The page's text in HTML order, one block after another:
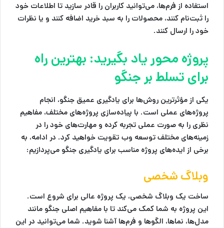
استفاده از فرم‌ها، می‌توانید کاربران را قادر سازید تا اطلاعات خود
را ثبت‌نام کنند، محصولات را به سبد خرید اضافه کنند و یا نظرات
خود را ارسال کنند.
پروژه محور یاد بگیرید: بهترین راه
برای تسلط بر جنگو
یکی از مؤثرترین روش‌ها برای یادگیری عمیق جنگو، انجام
پروژه‌های عملی است. با پیاده‌سازی پروژه‌های مختلف، مفاهیم
نظری را به صورت عملی تجربه کرده و مهارت‌های خود را در
زمینه‌های مختلف توسعه وب تقویت خواهید کرد. در ادامه، به
برخی از ایده‌های پروژه مناسب برای یادگیری جنگو می‌پردازیم:
وبلاگ شخصی
ساخت یک وبلاگ شخصی، یک پروژه عالی برای شروع است.
این پروژه به شما کمک می‌کند تا با مفاهیم اصلی جنگو مانند
مدل‌ها، نماها، الگوها و فرم‌ها آشنا شوید. شما می‌توانید در این